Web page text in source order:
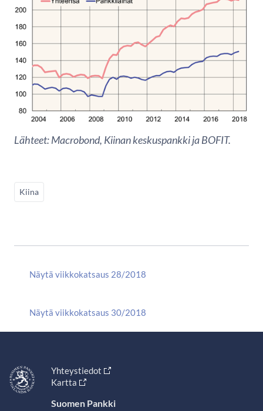
Lähteet: Macrobond, Kiinan keskuspankki ja BOFIT.
Kiina
Näytä viikkokatsaus 28/2018
Näytä viikkokatsaus 30/2018
Yhteystiedot
Kartta
Suomen Pankki